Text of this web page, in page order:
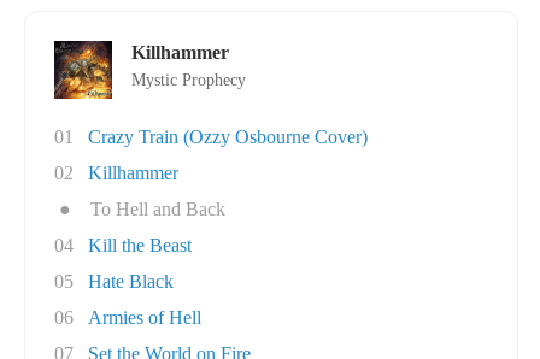
Killhammer
Mystic Prophecy
01
Crazy Train (Ozzy Osbourne Cover)
02
Killhammer
●
To Hell and Back
04
Kill the Beast
05
Hate Black
06
Armies of Hell
07
Set the World on Fire